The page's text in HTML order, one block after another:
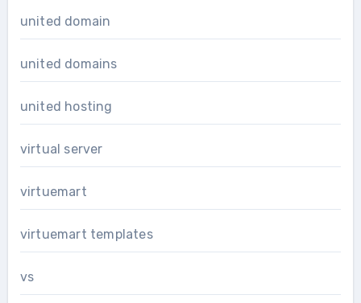
united domain
united domains
united hosting
virtual server
virtuemart
virtuemart templates
vs